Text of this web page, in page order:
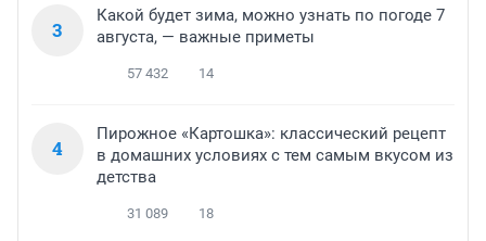
3
Какой будет зима, можно узнать по погоде 7
августа, — важные приметы
57 432 14
4
Пирожное «Картошка»: классический рецепт
в домашних условиях с тем самым вкусом из
детства
31 089 18